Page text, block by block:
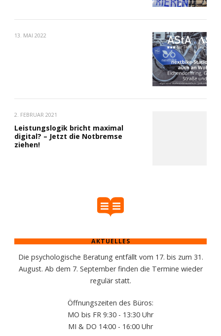
13. MAI 2022
2. FEBRUAR 2021
Leistungslogik bricht maximal
digital? – Jetzt die Notbremse
ziehen!
AKTUELLES
Die psychologische Beratung entfällt vom 17. bis zum 31.
August. Ab dem 7. September finden die Termine wieder
regulär statt.
Öffnungszeiten des Büros:
MO bis FR 9:30 - 13:30 Uhr
MI & DO 14:00 - 16:00 Uhr